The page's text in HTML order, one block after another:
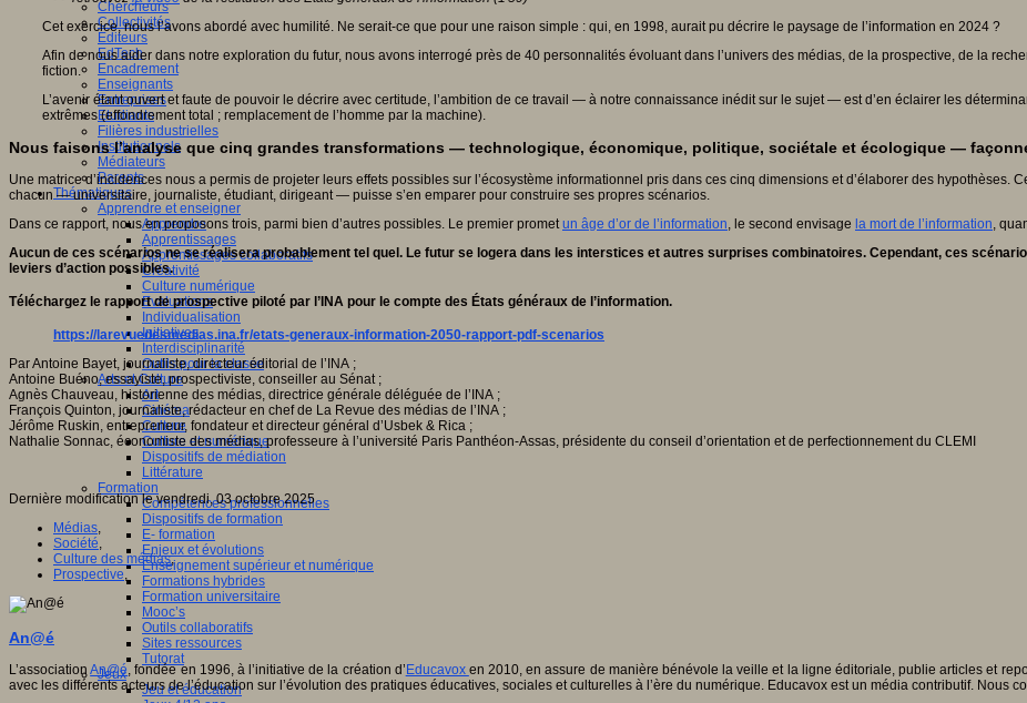
Chercheurs
Collectivités
Editeurs
EdTech
Encadrement
Enseignants
Entreprises
Etudiants
Filières industrielles
Institutionnels
Médiateurs
Parents
Thématiques
Apprendre et enseigner
Apprendre
Apprentissages
Apprentissages collaboratifs
Créativité
Culture numérique
Evaluations
Individualisation
Initiatives
Interdisciplinarité
Outils pour la classe
Arts et Culture
Art
Cinéma
Culture
Culture et numérique
Dispositifs de médiation
Littérature
Formation
Compétences professionnelles
Dispositifs de formation
E- formation
Enjeux et évolutions
Enseignement supérieur et numérique
Formations hybrides
Formation universitaire
Mooc’s
Outils collaboratifs
Sites ressources
Tutorat
Jeux
Jeu et éducation
Cet exercice, nous l’avons abordé avec humilité. Ne serait-ce que pour une raison simple : qui, en 1998, aurait pu décrire le paysage de l’information en 2024 ?
Afin de nous aider dans notre exploration du futur, nous avons interrogé près de 40 personnalités évoluant dans l’univers des médias, de la prospective, de la
fiction.
L’avenir étant ouvert et faute de pouvoir le décrire avec certitude, l’ambition de ce travail — à notre connaissance inédit sur le sujet — est d’en éclairer les
extrêmes (effondrement total ; remplacement de l’homme par la machine).
Nous faisons l’analyse que cinq grandes transformations — technologique, économique, politique, sociétale et écologique —
Une matrice d’incidences nous a permis de projeter leurs effets possibles sur l’écosystème informationnel pris dans ces cinq dimensions et d’élaborer des hypothèses.
chacun — universitaire, journaliste, étudiant, dirigeant — puisse s’en emparer pour construire ses propres scénarios.
Dans ce rapport, nous en proposons trois, parmi bien d’autres possibles. Le premier prometun âge d’or de l’information, le second envisage la mort de l’information,
Aucun de ces scénarios ne se réalisera probablement tel quel. Le futur se logera dans les interstices et autres surprises combinatoires. Cependant, ces
leviers d’action possibles.
Téléchargez le rapport de prospective piloté par l’INA pour le compte des États généraux de l’information.
https://larevuedesmedias.ina.fr/etats-generaux-information-2050-rapport-pdf-scenarios
Par Antoine Bayet, journaliste, directeur éditorial de l’INA ;
Antoine Buéno, essayiste, prospectiviste, conseiller au Sénat ;
Agnès Chauveau, historienne des médias, directrice générale déléguée de l’INA ;
François Quinton, journaliste, rédacteur en chef de La Revue des médias de l’INA ;
Jérôme Ruskin, entrepreneur, fondateur et directeur général d’Usbek & Rica ;
Nathalie Sonnac, économiste des médias, professeure à l’université Paris Panthéon-Assas, présidente du conseil d’orientation et de perfectionnement du CLEMI
Dernière modification le vendredi, 03 octobre 2025
Médias,
Société,
Culture des médias,
Prospective,
An@é
L’associationAn@é, fondée en 1996, à l’initiative de la création d’ Educavox en 2010, en assure de manière bénévole la veille et la ligne éditoriale, publie articles et
avec les différents acteurs de l’éducation sur l’évolution des pratiques éducatives, sociales et culturelles à l’ère du numérique. Educavox est un média contributif. Nous